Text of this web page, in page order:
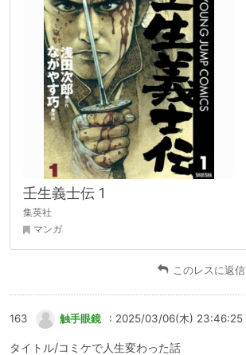
壬生義士伝 1
集英社
マンガ
このレスに返信
163 触手眼鏡 : 2025/03/06(木) 23:46:25
タイトル/コミケで人生変わった話